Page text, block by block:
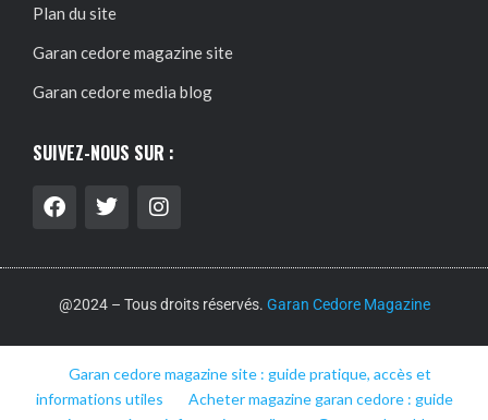
Plan du site
Garan cedore magazine site
Garan cedore media blog
SUIVEZ-NOUS SUR :
@2024 – Tous droits réservés. Garan Cedore Magazine
Garan cedore magazine site : guide pratique, accès et
informations utiles
Acheter magazine garan cedore : guide